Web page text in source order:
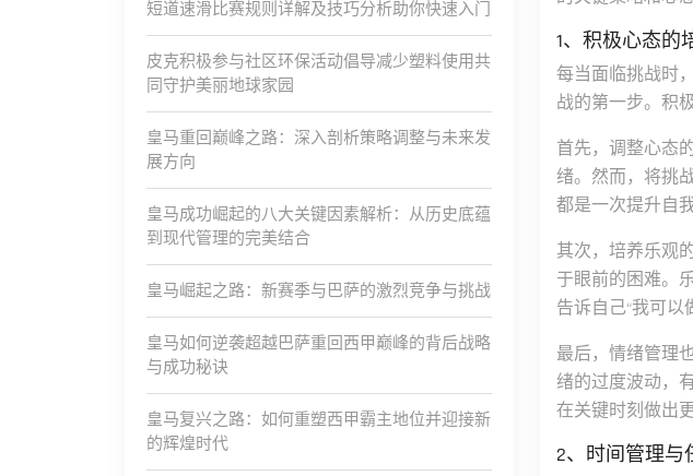
短道速滑比赛规则详解及技巧分析助你快速入门
皮克积极参与社区环保活动倡导减少塑料使用共
同守护美丽地球家园
皇马重回巅峰之路：深入剖析策略调整与未来发
展方向
皇马成功崛起的八大关键因素解析：从历史底蕴
到现代管理的完美结合
皇马崛起之路：新赛季与巴萨的激烈竞争与挑战
皇马如何逆袭超越巴萨重回西甲巅峰的背后战略
与成功秘诀
皇马复兴之路：如何重塑西甲霸主地位并迎接新
的辉煌时代
1、积极心态的
每当面临挑战时
战的第一步。积
首先，调整心态
绪。然而，将挑
都是一次提升自
其次，培养乐观
于眼前的困难。
告诉自己“我可以
最后，情绪管理
绪的过度波动，
在关键时刻做出
2、时间管理与